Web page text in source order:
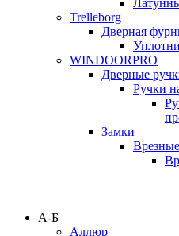
Trelleborg
Дверная
WINDOORPRO
Дверные
Ручки
Замки
А-Б
Аллюр